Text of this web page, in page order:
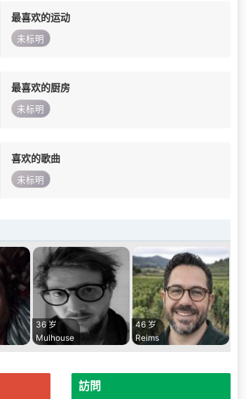
最喜欢的运动
未标明
最喜欢的厨房
未标明
喜欢的歌曲
未标明
36 岁
Mulhouse
46 岁
Reims
訪問